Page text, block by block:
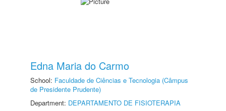
Edna Maria do Carmo
School: Faculdade de Ciências e Tecnologia (Câmpus
de Presidente Prudente)
Department: DEPARTAMENTO DE FISIOTERAPIA